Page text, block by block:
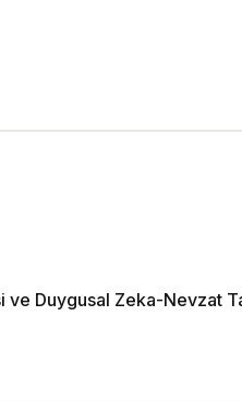
ve Duygusal Zeka-Nevzat